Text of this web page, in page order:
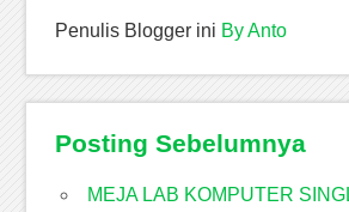
Penulis Blogger ini By Anto
Posting Sebelumnya
MEJA LAB KOMPUTER